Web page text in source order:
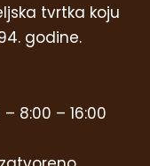
tvrtka koju
godine.
8:00 – 16:00